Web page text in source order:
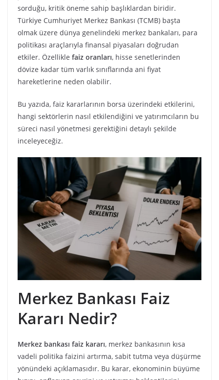
sorduğu, kritik öneme sahip başlıklardan biridir.
Türkiye Cumhuriyet Merkez Bankası (TCMB) başta
olmak üzere dünya genelindeki merkez bankaları, para
politikası araçlarıyla finansal piyasaları doğrudan
etkiler. Özellikle faiz oranları, hisse senetlerinden
dövize kadar tüm varlık sınıflarında ani fiyat
hareketlerine neden olabilir.
Bu yazıda, faiz kararlarının borsa üzerindeki etkilerini,
hangi sektörlerin nasıl etkilendiğini ve yatırımcıların bu
süreci nasıl yönetmesi gerektiğini detaylı şekilde
inceleyeceğiz.
Merkez Bankası Faiz
Kararı Nedir?
Merkez bankası faiz kararı, merkez bankasının kısa
vadeli politika faizini artırma, sabit tutma veya düşürme
yönündeki açıklamasıdır. Bu karar, ekonominin büyüme